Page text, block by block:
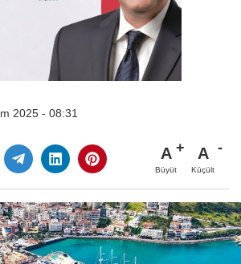
2025 - 08:31
A
Büyüt
A
Küçült